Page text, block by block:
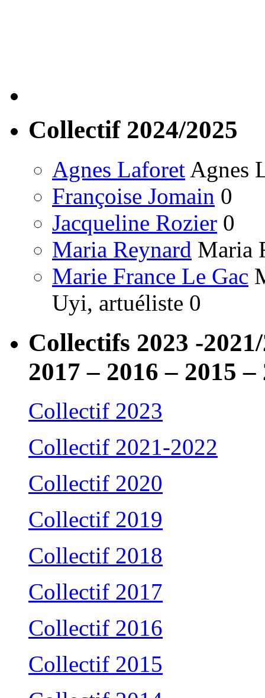
Collectif 2024/2025
Agnes Laforet Agnes
Françoise Jomain 0
Jacqueline Rozier 0
Maria Reynard Maria
Marie France Le Gac
Uyi, artuéliste 0
Collectifs 2023 -
2017 – 2016 – 2015
Collectif 2023
Collectif 2021-2022
Collectif 2020
Collectif 2019
Collectif 2018
Collectif 2017
Collectif 2016
Collectif 2015